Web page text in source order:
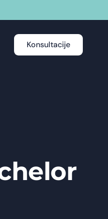
Konsultacije